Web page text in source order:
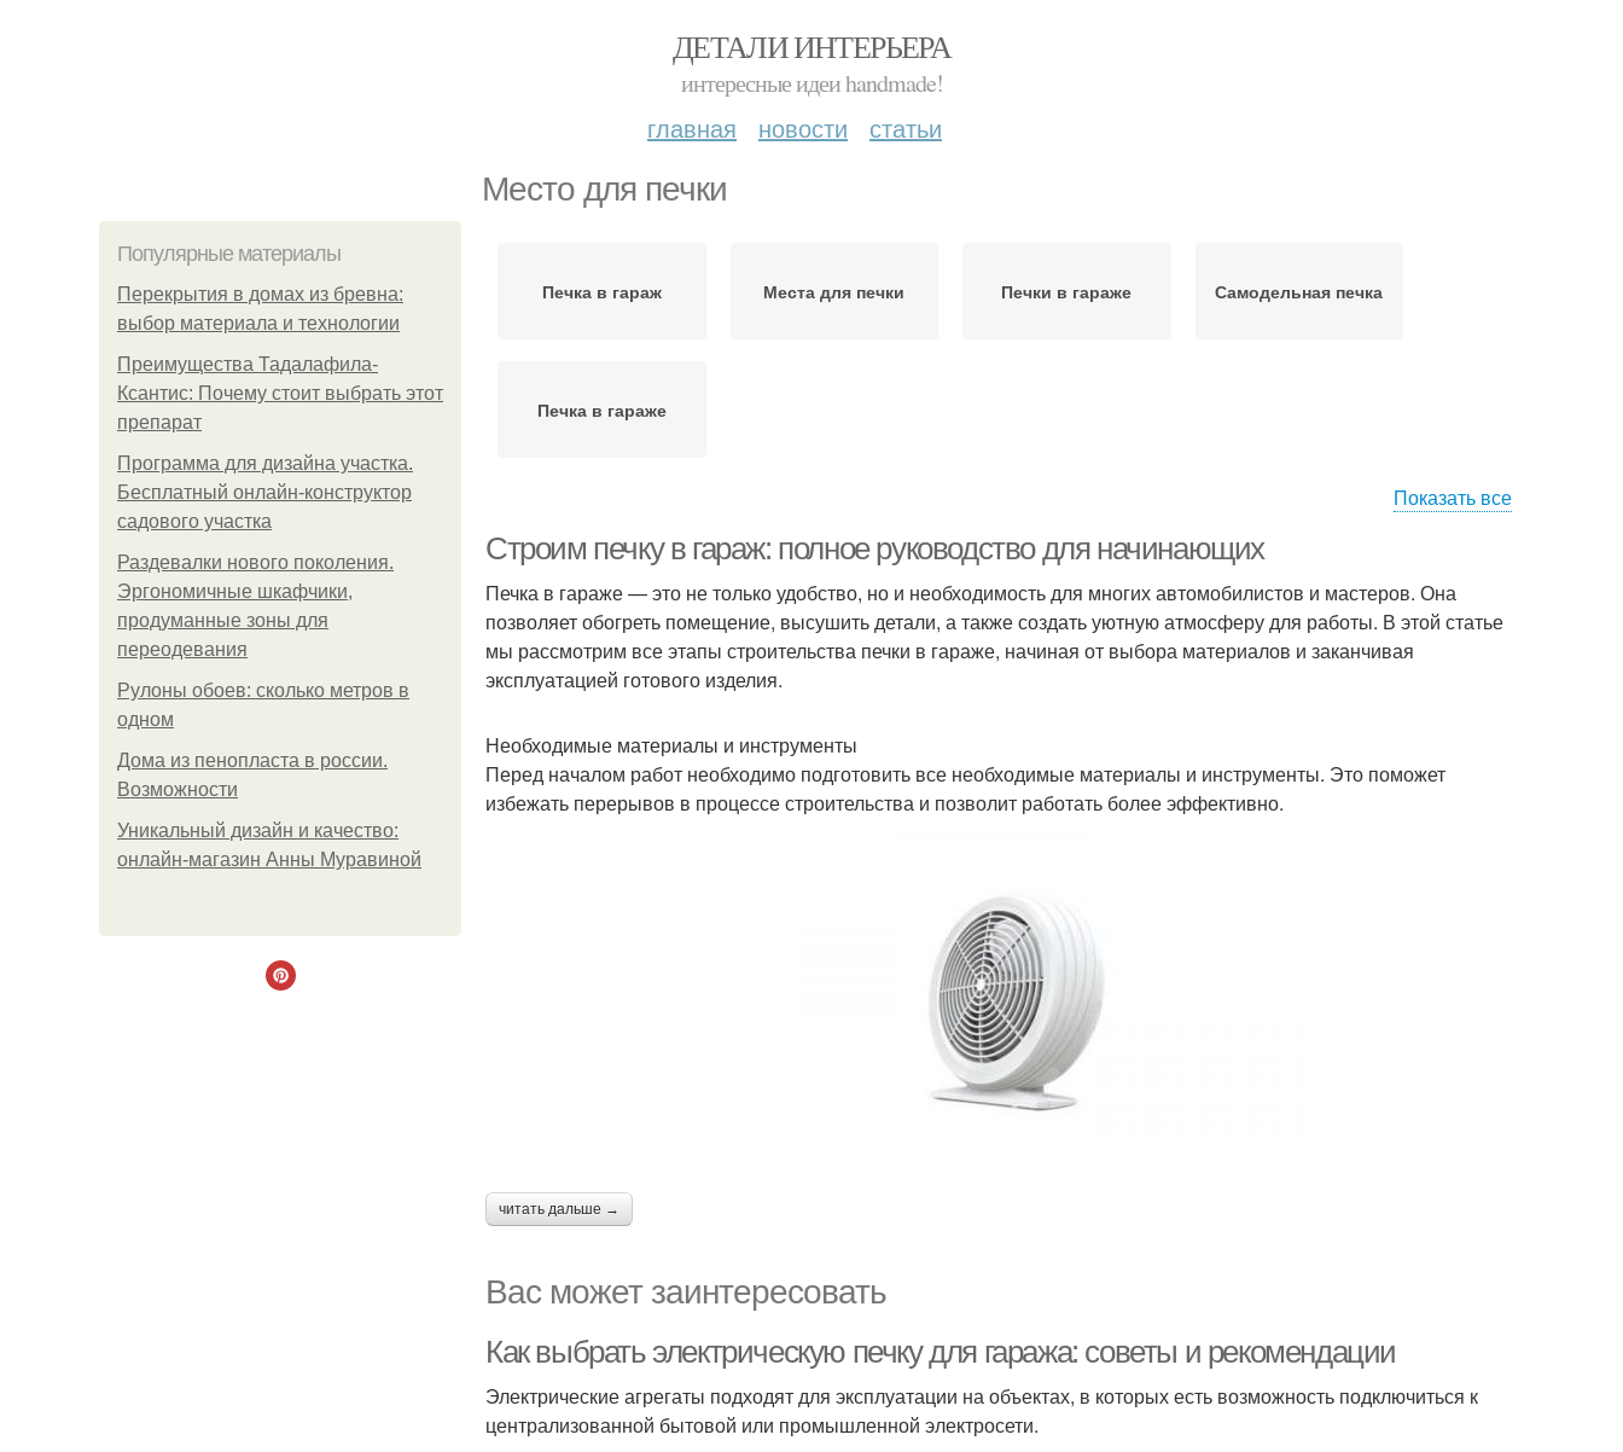
ДЕТАЛИ ИНТЕРЬЕРА
интересные идеи handmade!
главная новости статьи
Место для печки
Популярные материалы
Перекрытия в домах из бревна:
выбор материала и технологии
Преимущества Тадалафила-
Ксантис: Почему стоит выбрать этот
препарат
Программа для дизайна участка.
Бесплатный онлайн-конструктор
садового участка
Раздевалки нового поколения.
Эргономичные шкафчики,
продуманные зоны для
переодевания
Рулоны обоев: сколько метров в
одном
Дома из пенопласта в россии.
Возможности
Уникальный дизайн и качество:
онлайн-магазин Анны Муравиной
Печка в гараж Места для печки Печки в гараже Самодельная печка
Печка в гараже
Показать все
Строим печку в гараж: полное руководство для начинающих
Печка в гараже — это не только удобство, но и необходимость для многих автомобилистов и мастеров. Она
позволяет обогреть помещение, высушить детали, а также создать уютную атмосферу для работы. В этой статье
мы рассмотрим все этапы строительства печки в гараже, начиная от выбора материалов и заканчивая
эксплуатацией готового изделия.
Необходимые материалы и инструменты
Перед началом работ необходимо подготовить все необходимые материалы и инструменты. Это поможет
избежать перерывов в процессе строительства и позволит работать более эффективно.
читать дальше →
Вас может заинтересовать
Как выбрать электрическую печку для гаража: советы и рекомендации
Электрические агрегаты подходят для эксплуатации на объектах, в которых есть возможность подключиться к
централизованной бытовой или промышленной электросети.